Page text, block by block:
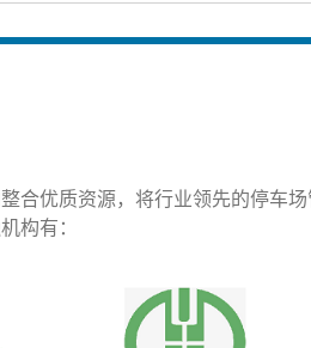
合优质资源，将行业领先的停车
构有：